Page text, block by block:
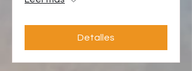
Detalles